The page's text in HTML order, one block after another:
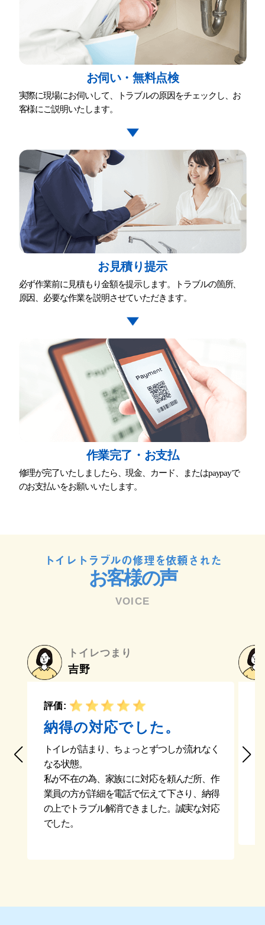
お伺い・無料点検
実際に現場にお伺いして、トラブルの原因をチェックし、お
客様にご説明いたします。
お⾒積り提⽰
必ず作業前に⾒積もり⾦額を提⽰します。トラブルの箇所、
原因、必要な作業を説明させていただきます。
作業完了・お⽀払
修理が完了いたしましたら、現⾦、カード、またはpaypayで
のお⽀払いをお願いいたします。
トイレトラブルの修理を依頼された
お客様の声
VOICE
トイレつまり
吉野
評価:
納得の対応でした。
トイレが詰まり、ちょっとずつしか流れなく
なる状態。
私が不在の為、家族にに対応を頼んだ所、作
業員の方が詳細を電話で伝えて下さり、納得
の上でトラブル解消できました。誠実な対応
でした。